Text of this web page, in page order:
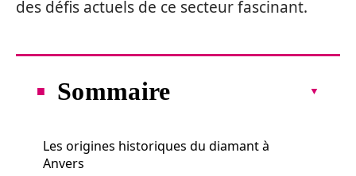
des défis actuels de ce secteur fascinant.
Sommaire
Les origines historiques du diamant à
Anvers